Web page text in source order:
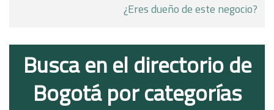
¿Eres dueño de este negocio?
Busca en el directorio de
Bogotá por categorías